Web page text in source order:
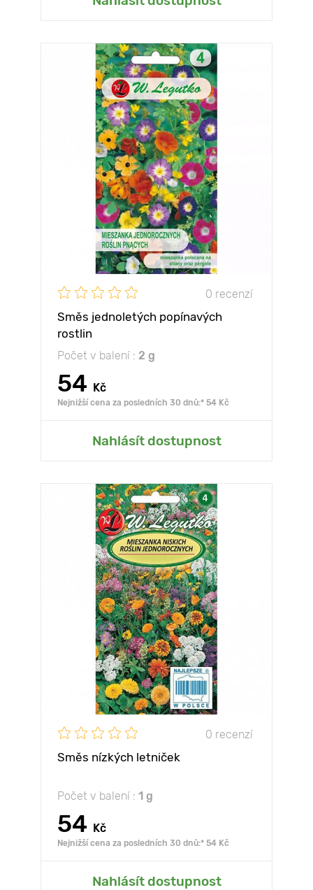
0 recenzí
Směs jednoletých popínavých
rostlin
Počet v balení : 2 g
54 Kč
Nejnižší cena za posledních 30 dnů:* 54 Kč
Nahlásít dostupnost
0 recenzí
Směs nízkých letniček
Počet v balení : 1 g
54 Kč
Nejnižší cena za posledních 30 dnů:* 54 Kč
Nahlásít dostupnost